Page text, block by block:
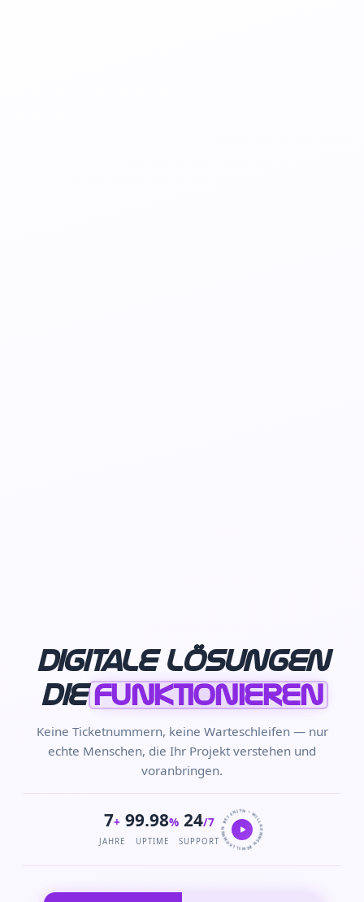
Digitale Lösungen
diefunktionieren
Keine Ticketnummern, keine Warteschleifen — nur
echte Menschen, die Ihr Projekt verstehen und
voranbringen.
7+
JAHRE
99.98%
UPTIME
24/7
SUPPORTWILLKOMMEN BEI ENJYN • WILLKOMMEN BEI ENJYN •